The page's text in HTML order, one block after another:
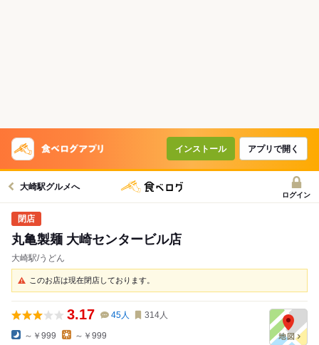
インストール アプリで開く
大崎駅グルメへ
ログイン
丸亀製麺 大崎センタービル店
大崎駅/うどん
このお店は現在閉店しております。
3.17 45人 314人
～￥999 ～￥999